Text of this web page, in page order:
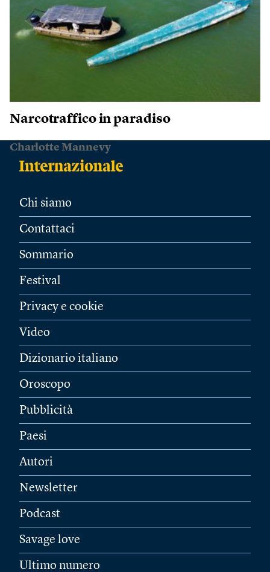
Narcotraffico in paradiso
Charlotte Mannevy
Chi siamo
Contattaci
Sommario
Festival
Privacy e cookie
Video
Dizionario italiano
Oroscopo
Pubblicità
Paesi
Autori
Newsletter
Podcast
Savage love
Ultimo numero